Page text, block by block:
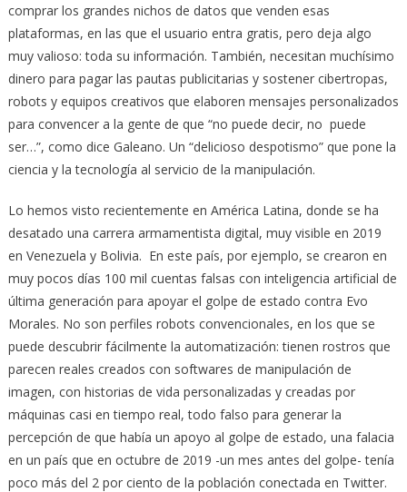
comprar los grandes nichos de datos que venden esas
plataformas, en las que el usuario entra gratis, pero deja algo
muy valioso: toda su información. También, necesitan muchísimo
dinero para pagar las pautas publicitarias y sostener cibertropas,
robots y equipos creativos que elaboren mensajes personalizados
para convencer a la gente de que “no puede decir, no puede
ser…”, como dice Galeano. Un “delicioso despotismo” que pone la
ciencia y la tecnología al servicio de la manipulación.
Lo hemos visto recientemente en América Latina, donde se ha
desatado una carrera armamentista digital, muy visible en 2019
en Venezuela y Bolivia. En este país, por ejemplo, se crearon en
muy pocos días 100 mil cuentas falsas con inteligencia artificial de
última generación para apoyar el golpe de estado contra Evo
Morales. No son perfiles robots convencionales, en los que se
puede descubrir fácilmente la automatización: tienen rostros que
parecen reales creados con softwares de manipulación de
imagen, con historias de vida personalizadas y creadas por
máquinas casi en tiempo real, todo falso para generar la
percepción de que había un apoyo al golpe de estado, una falacia
en un país que en octubre de 2019 -un mes antes del golpe- tenía
poco más del 2 por ciento de la población conectada en Twitter.